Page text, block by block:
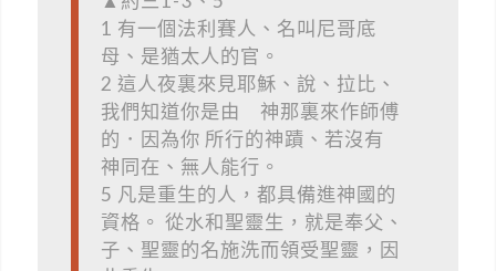
1 有一個法利賽人、名叫尼哥底
母、是猶太人的官。
2 這人夜裏來見耶穌、說、拉比、
我們知道你是由 神那裏來作師傅
的．因為你 所行的神蹟、若沒有
神同在、無人能行。
5 凡是重生的人，都具備進神國的
資格。 從水和聖靈生，就是奉父、
子、聖靈的名施洗而領受聖靈，因